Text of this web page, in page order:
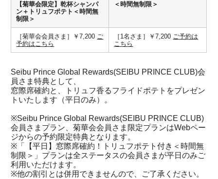
【菊華会限定】乾杯シャンパ
ン＋トリュフポテト＜時間無
制限＞
＜時間無制限＞
［菊華会会員さま］￥7,200 ご
予約はこちら
［1名さま］￥7,200 ご予約は
こちら
Seibu Prince Global Rewards(SEIBU PRINCE CLUB)会
員さま特典として、
窓際席確約と、トリュフ香るフライドポテトをプレゼン
トいたします（平日のみ）。
※Seibu Prince Global Rewards(SEIBU PRINCE CLUB)
会員さまプラン、菊華会会員さま限定プランはWebペー
ジからの予約限定特典となります。
※「【平日】窓際席確約！トリュフポテト付き＜時間無
制限＞」プランは全ステータスの会員さまが平日のみご
利用いただけます。
※他の割引とは併用できませんので、ご了承ください。